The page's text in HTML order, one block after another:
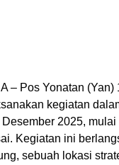
– Pos Yonatan
kegiatan
Desember 2025,
Kegiatan ini
sebuah lokasi